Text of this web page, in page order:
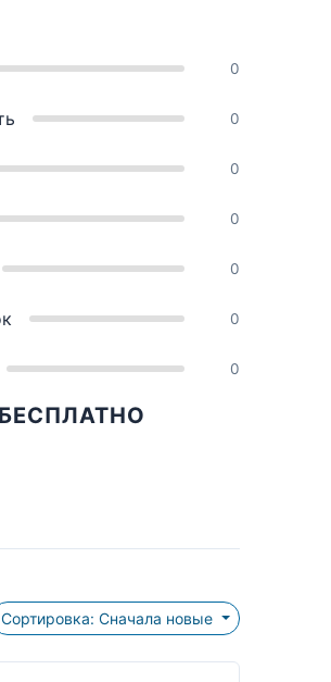
0
0
0
0
0
0
0
Сортировка: Сначала новые